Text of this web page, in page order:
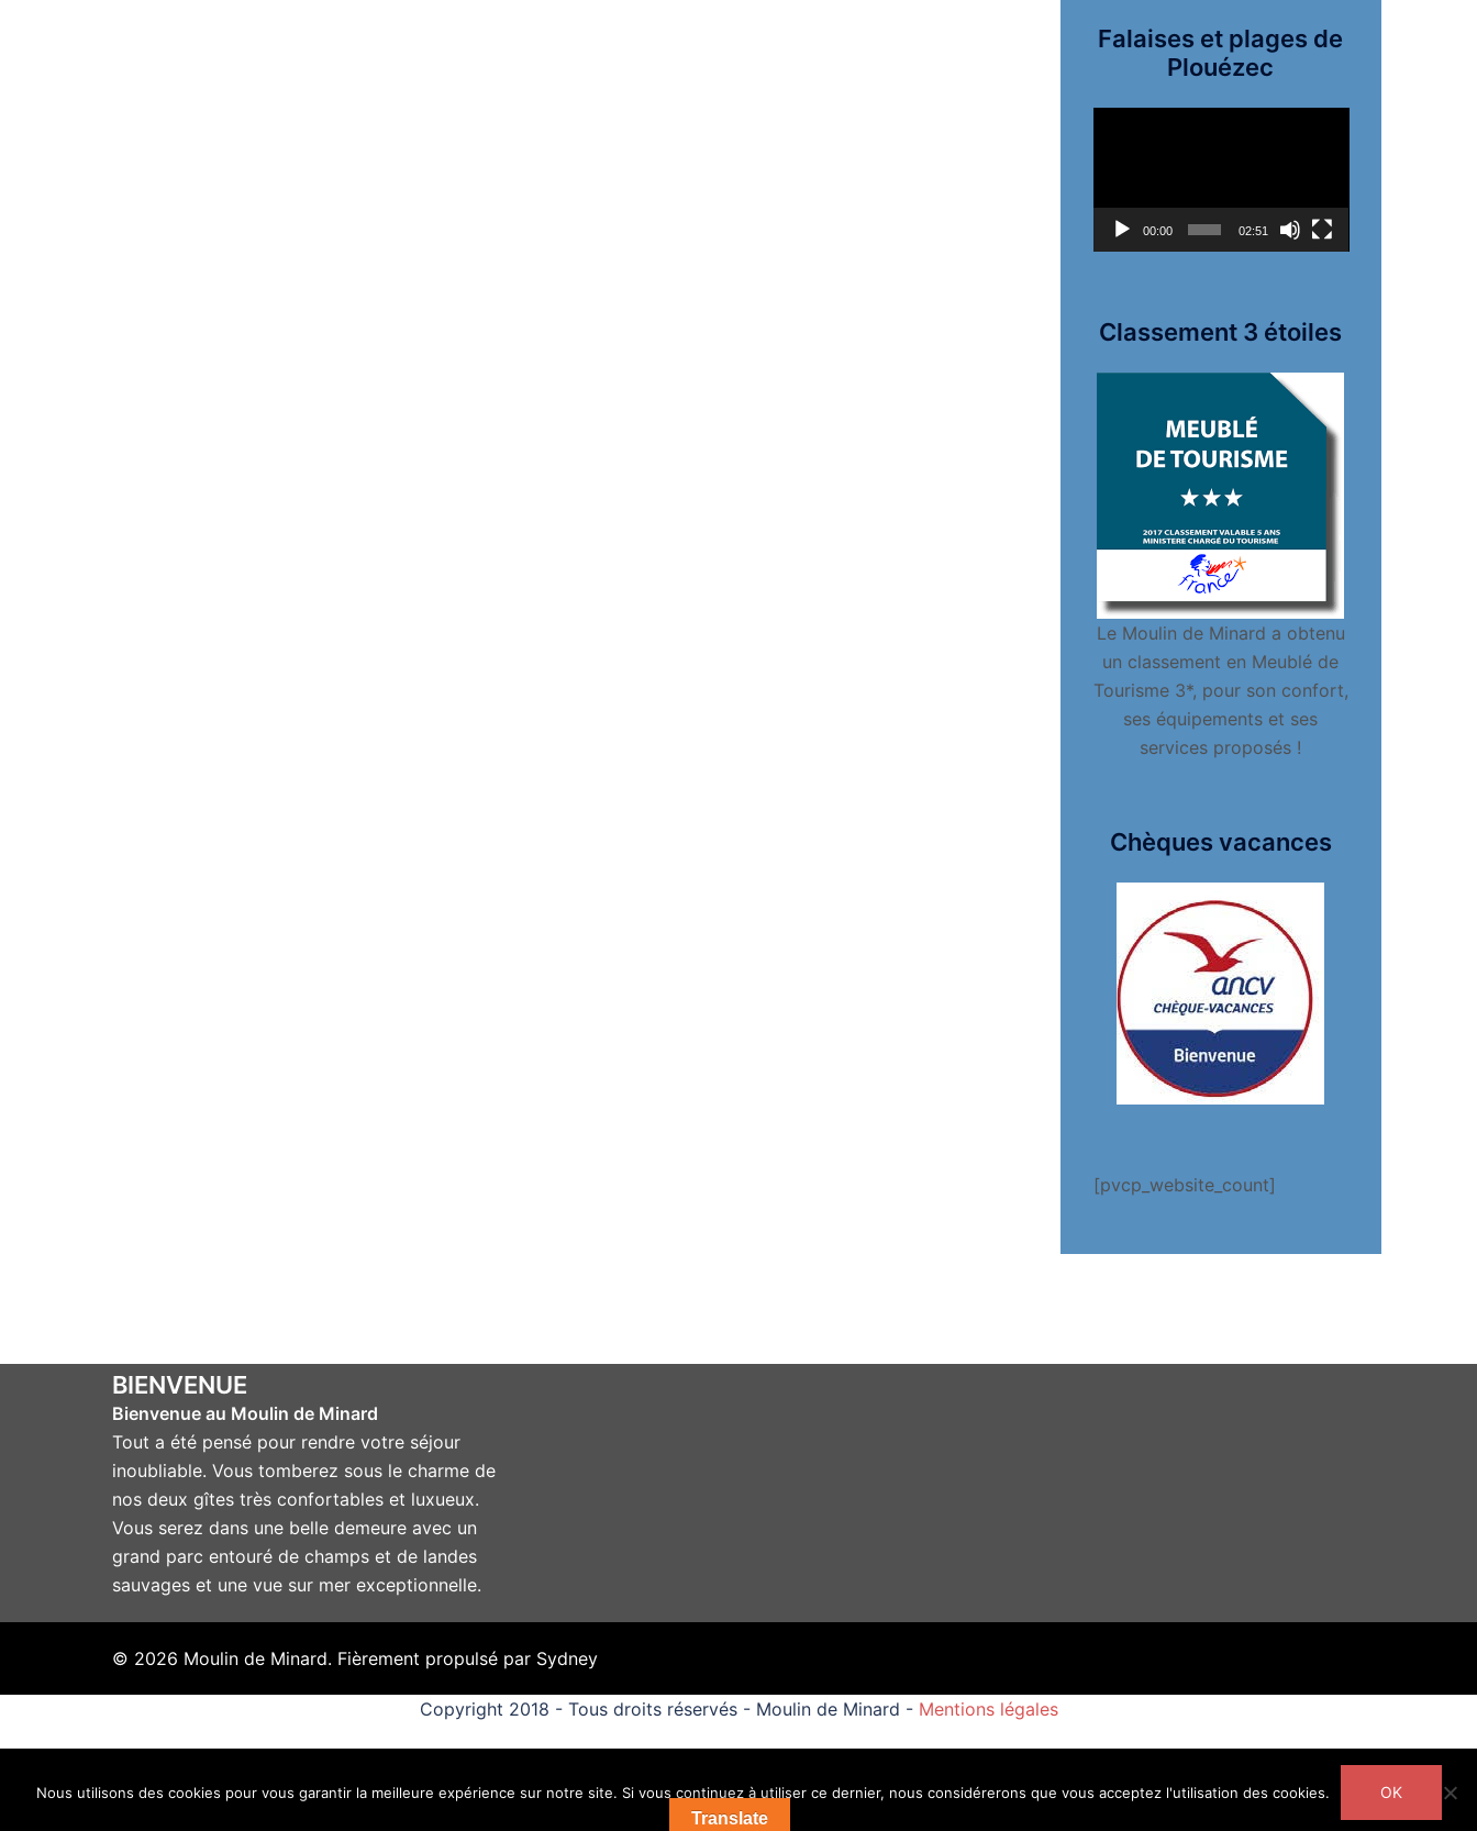
Falaises et plages de
Plouézec
00:00 02:51
Classement 3 étoiles
Le Moulin de Minard a obtenu
un classement en Meublé de
Tourisme 3*, pour son confort,
ses équipements et ses
services proposés !
Chèques vacances
[pvcp_website_count]
BIENVENUE
Bienvenue au Moulin de Minard
Tout a été pensé pour rendre votre séjour
inoubliable. Vous tomberez sous le charme de
nos deux gîtes très confortables et luxueux.
Vous serez dans une belle demeure avec un
grand parc entouré de champs et de landes
sauvages et une vue sur mer exceptionnelle.
© 2026 Moulin de Minard. Fièrement propulsé par Sydney
Translate
Copyright 2018 - Tous droits réservés - Moulin de Minard - Mentions légales
Nous utilisons des cookies pour vous garantir la meilleure expérience sur notre site. Si vous continuez à utiliser ce dernier, nous considérerons que vous acceptez l'utilisation des cookies. OK